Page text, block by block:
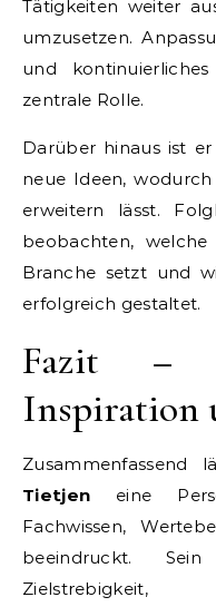
Tätigkeiten weiter
umzusetzen.
und
zentrale Rolle.
Darüber hinaus ist
neue Ideen,
erweitern lässt.
beobachten,
Branche setzt und
erfolgreich gestaltet.
Fazit –
Inspiration
Zusammenfassend
Tietjen eine
Fachwissen,
beeindruckt.